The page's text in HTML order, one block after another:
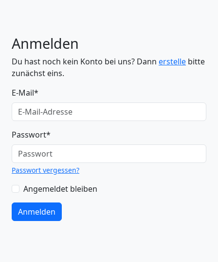
Anmelden
Du hast noch kein Konto bei uns? Dann erstelle bitte
zunächst eins.
E-Mail*
Passwort*
Passwort vergessen?
Angemeldet bleiben
Anmelden